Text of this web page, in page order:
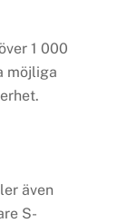
1 000
möjliga
även
S-